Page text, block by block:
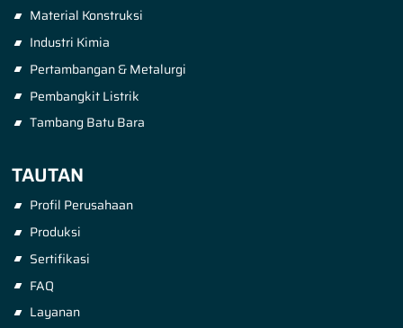
Material Konstruksi
Industri Kimia
Pertambangan & Metalurgi
Pembangkit Listrik
Tambang Batu Bara
TAUTAN
Profil Perusahaan
Produksi
Sertifikasi
FAQ
Layanan